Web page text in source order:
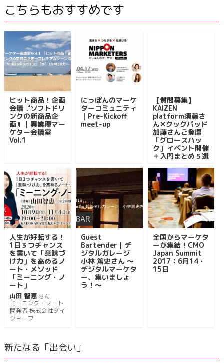
こちらもおすすめです
ヒット商品！企画
会議『ソフトドリ
ンクの新商品企
画』｜異業種マー
ケター会議室
Vol.1
にっぽんのマーケ
ターコミュニティ
｜Pre-Kickoff
meet-up
【質問募集】
KAIZEN
platform須藤さ
ん✕クックパッド
加藤さんご登壇
「グロースハッ
ク」イベント開催
＋入門まとめ５選
人生が好転する！
1日３つチャンス
を書いて「意味づ
け力」を高めるノ
ート・メソッド
「ミーニング・ノ
ート」
山田 智恵 さん
ミーニング・ノート
開発者 株式会社ダイ
ジョーブ
Guest
Bartender｜デ
ジタルガレージ
小林 篤史さん ～
デジタルマーケタ
ー、集いましょ
う！～
全国からマーケタ
ーが集結！CMO
Japan Summit
2017：6月14・
15日
新たなる「出会い」